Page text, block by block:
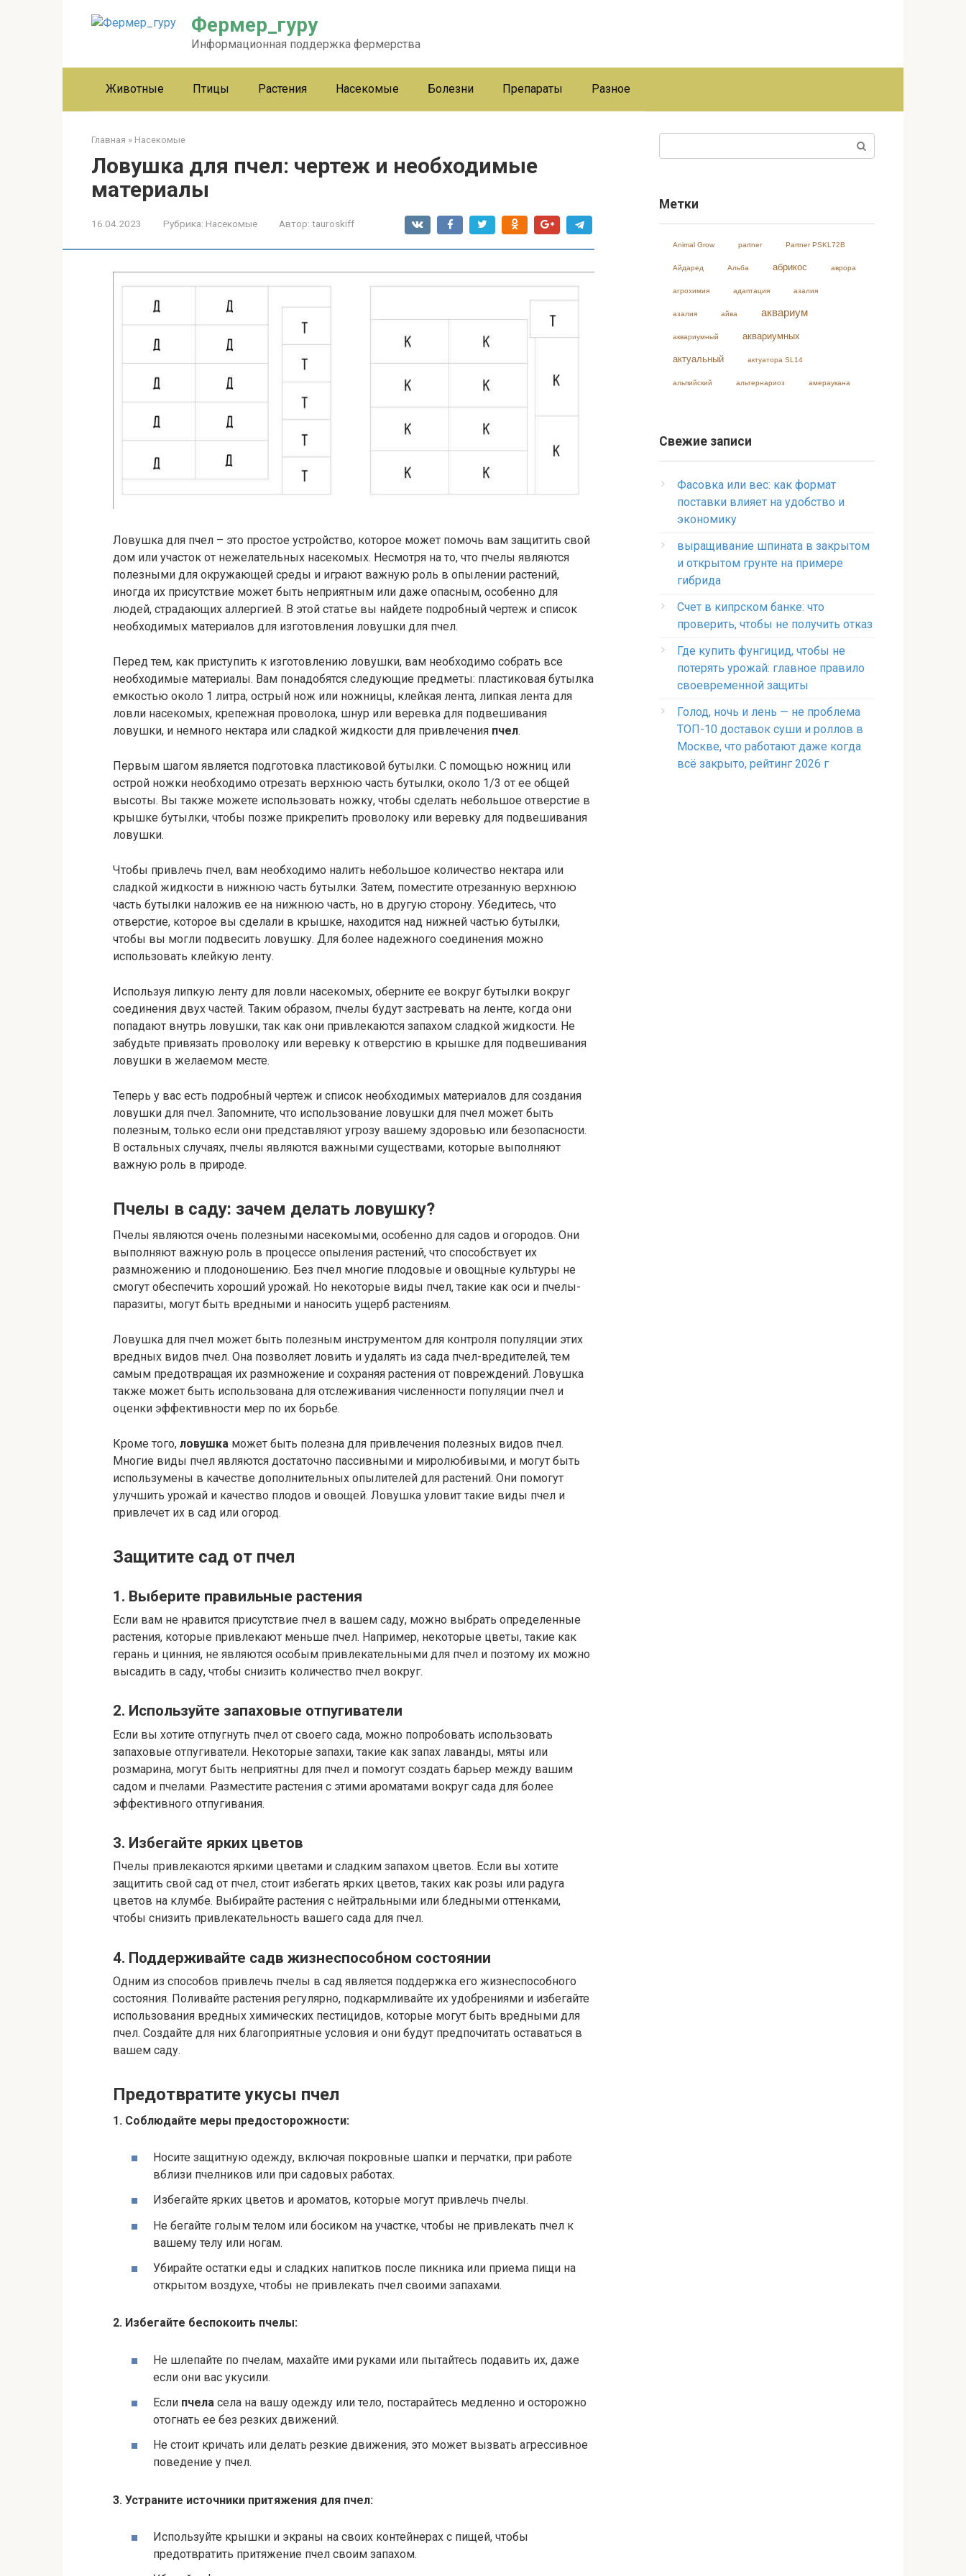
Фермер_гуру
Информационная поддержка фермерства
Животные Птицы Растения Насекомые Болезни Препараты Разное
Главная » Насекомые
Ловушка для пчел: чертеж и необходимые
материалы
16.04.2023 Рубрика: Насекомые Автор: tauroskiff
Ловушка для пчел – это простое устройство, которое может помочь вам защитить свой
дом или участок от нежелательных насекомых. Несмотря на то, что пчелы являются
полезными для окружающей среды и играют важную роль в опылении растений,
иногда их присутствие может быть неприятным или даже опасным, особенно для
людей, страдающих аллергией. В этой статье вы найдете подробный чертеж и список
необходимых материалов для изготовления ловушки для пчел.
Перед тем, как приступить к изготовлению ловушки, вам необходимо собрать все
необходимые материалы. Вам понадобятся следующие предметы: пластиковая бутылка
емкостью около 1 литра, острый нож или ножницы, клейкая лента, липкая лента для
ловли насекомых, крепежная проволока, шнур или веревка для подвешивания
ловушки, и немного нектара или сладкой жидкости для привлечения пчел.
Первым шагом является подготовка пластиковой бутылки. С помощью ножниц или
острой ножки необходимо отрезать верхнюю часть бутылки, около 1/3 от ее общей
высоты. Вы также можете использовать ножку, чтобы сделать небольшое отверстие в
крышке бутылки, чтобы позже прикрепить проволоку или веревку для подвешивания
ловушки.
Чтобы привлечь пчел, вам необходимо налить небольшое количество нектара или
сладкой жидкости в нижнюю часть бутылки. Затем, поместите отрезанную верхнюю
часть бутылки наложив ее на нижнюю часть, но в другую сторону. Убедитесь, что
отверстие, которое вы сделали в крышке, находится над нижней частью бутылки,
чтобы вы могли подвесить ловушку. Для более надежного соединения можно
использовать клейкую ленту.
Используя липкую ленту для ловли насекомых, оберните ее вокруг бутылки вокруг
соединения двух частей. Таким образом, пчелы будут застревать на ленте, когда они
попадают внутрь ловушки, так как они привлекаются запахом сладкой жидкости. Не
забудьте привязать проволоку или веревку к отверстию в крышке для подвешивания
ловушки в желаемом месте.
Теперь у вас есть подробный чертеж и список необходимых материалов для создания
ловушки для пчел. Запомните, что использование ловушки для пчел может быть
полезным, только если они представляют угрозу вашему здоровью или безопасности.
В остальных случаях, пчелы являются важными существами, которые выполняют
важную роль в природе.
Пчелы в саду: зачем делать ловушку?
Пчелы являются очень полезными насекомыми, особенно для садов и огородов. Они
выполняют важную роль в процессе опыления растений, что способствует их
размножению и плодоношению. Без пчел многие плодовые и овощные культуры не
смогут обеспечить хороший урожай. Но некоторые виды пчел, такие как оси и пчелы-
паразиты, могут быть вредными и наносить ущерб растениям.
Ловушка для пчел может быть полезным инструментом для контроля популяции этих
вредных видов пчел. Она позволяет ловить и удалять из сада пчел-вредителей, тем
самым предотвращая их размножение и сохраняя растения от повреждений. Ловушка
также может быть использована для отслеживания численности популяции пчел и
оценки эффективности мер по их борьбе.
Кроме того, ловушка может быть полезна для привлечения полезных видов пчел.
Многие виды пчел являются достаточно пассивными и миролюбивыми, и могут быть
использумены в качестве дополнительных опылителей для растений. Они помогут
улучшить урожай и качество плодов и овощей. Ловушка уловит такие виды пчел и
привлечет их в сад или огород.
Защитите сад от пчел
1. Выберите правильные растения
Если вам не нравится присутствие пчел в вашем саду, можно выбрать определенные
растения, которые привлекают меньше пчел. Например, некоторые цветы, такие как
герань и цинния, не являются особым привлекательными для пчел и поэтому их можно
высадить в саду, чтобы снизить количество пчел вокруг.
2. Используйте запаховые отпугиватели
Если вы хотите отпугнуть пчел от своего сада, можно попробовать использовать
запаховые отпугиватели. Некоторые запахи, такие как запах лаванды, мяты или
розмарина, могут быть неприятны для пчел и помогут создать барьер между вашим
садом и пчелами. Разместите растения с этими ароматами вокруг сада для более
эффективного отпугивания.
3. Избегайте ярких цветов
Пчелы привлекаются яркими цветами и сладким запахом цветов. Если вы хотите
защитить свой сад от пчел, стоит избегать ярких цветов, таких как розы или радуга
цветов на клумбе. Выбирайте растения с нейтральными или бледными оттенками,
чтобы снизить привлекательность вашего сада для пчел.
4. Поддерживайте садв жизнеспособном состоянии
Одним из способов привлечь пчелы в сад является поддержка его жизнеспособного
состояния. Поливайте растения регулярно, подкармливайте их удобрениями и избегайте
использования вредных химических пестицидов, которые могут быть вредными для
пчел. Создайте для них благоприятные условия и они будут предпочитать оставаться в
вашем саду.
Предотвратите укусы пчел
1. Соблюдайте меры предосторожности:
Носите защитную одежду, включая покровные шапки и перчатки, при работе
вблизи пчелников или при садовых работах.
Избегайте ярких цветов и ароматов, которые могут привлечь пчелы.
Не бегайте голым телом или босиком на участке, чтобы не привлекать пчел к
вашему телу или ногам.
Убирайте остатки еды и сладких напитков после пикника или приема пищи на
открытом воздухе, чтобы не привлекать пчел своими запахами.
2. Избегайте беспокоить пчелы:
Не шлепайте по пчелам, махайте ими руками или пытайтесь подавить их, даже
если они вас укусили.
Если пчела села на вашу одежду или тело, постарайтесь медленно и осторожно
отогнать ее без резких движений.
Не стоит кричать или делать резкие движения, это может вызвать агрессивное
поведение у пчел.
3. Устраните источники притяжения для пчел:
Используйте крышки и экраны на своих контейнерах с пищей, чтобы
предотвратить притяжение пчел своим запахом.
Метки
Animal Grow partner Partner PSKL72B
Айдаред Альба абрикос аврора
агрохимия адаптация азалия
азалия айва аквариум
аквариумный аквариумных
актуальный актуатора SL14
альпийский альтернариоз амераукана
Свежие записи
Фасовка или вес: как формат
поставки влияет на удобство и
экономику
выращивание шпината в закрытом
и открытом грунте на примере
гибрида
Счет в кипрском банке: что
проверить, чтобы не получить отказ
Где купить фунгицид, чтобы не
потерять урожай: главное правило
своевременной защиты
Голод, ночь и лень — не проблема
ТОП-10 доставок суши и роллов в
Москве, что работают даже когда
всё закрыто, рейтинг 2026 г